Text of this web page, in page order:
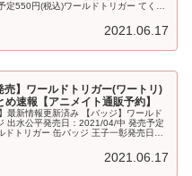
定550円(税込)ワールドトリガー てくト
2021.06.17
売】ワールドトリガー(ワートリ)
め速報【アニメイト通販予約】
最新情報更新済み 【バッジ】ワールド
出水公平発売日：2021/04/中 発売予定
ドトリガー 缶バッジ 王子一彰発売日：
2021.06.17